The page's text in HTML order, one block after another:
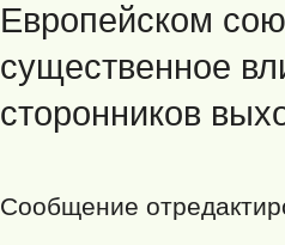
Европейском
существенное
сторонников
Сообщение